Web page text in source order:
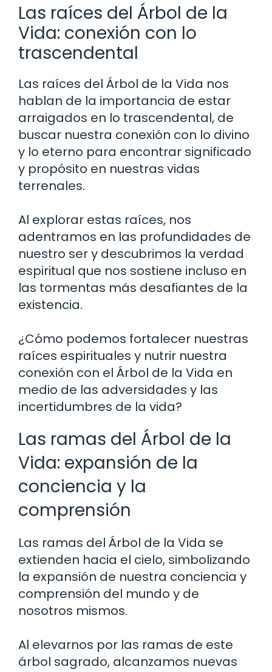
Las raíces del Árbol de la
Vida: conexión con lo
trascendental
Las raíces del Árbol de la Vida nos
hablan de la importancia de estar
arraigados en lo trascendental, de
buscar nuestra conexión con lo divino
y lo eterno para encontrar significado
y propósito en nuestras vidas
terrenales.
Al explorar estas raíces, nos
adentramos en las profundidades de
nuestro ser y descubrimos la verdad
espiritual que nos sostiene incluso en
las tormentas más desafiantes de la
existencia.
¿Cómo podemos fortalecer nuestras
raíces espirituales y nutrir nuestra
conexión con el Árbol de la Vida en
medio de las adversidades y las
incertidumbres de la vida?
Las ramas del Árbol de la
Vida: expansión de la
conciencia y la
comprensión
Las ramas del Árbol de la Vida se
extienden hacia el cielo, simbolizando
la expansión de nuestra conciencia y
comprensión del mundo y de
nosotros mismos.
Al elevarnos por las ramas de este
árbol sagrado, alcanzamos nuevas